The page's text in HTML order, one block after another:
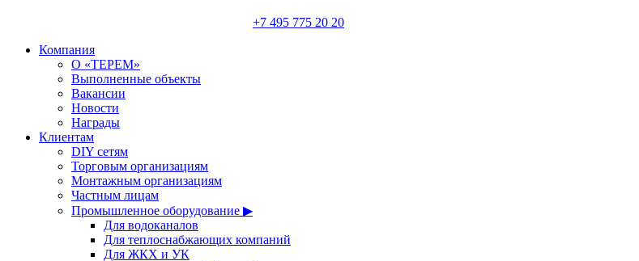
+7 495 775 20 20
Компания
О «ТЕРЕМ»
Выполненные объекты
Вакансии
Новости
Награды
Клиентам
DIY сетям
Торговым организациям
Монтажным организациям
Частным лицам
Промышленное оборудование ▶
Для водоканалов
Для теплоснабжающих компаний
Для ЖКХ и УК